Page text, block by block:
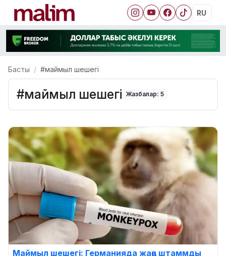
RU
Басты #маймыл шешегі
#маймыл шешегі Жазбалар: 5
Маймыл шешегі: Германияда жаңа штаммды